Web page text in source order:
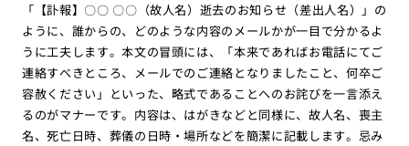
「【訃報】〇〇 〇〇（故人名）逝去のお知らせ（差出人名）」の
ように、誰からの、どのような内容のメールかが一目で分かるよ
うに工夫します。本文の冒頭には、「本来であればお電話にてご
連絡すべきところ、メールでのご連絡となりましたこと、何卒ご
容赦ください」といった、略式であることへのお詫びを一言添え
るのがマナーです。内容は、はがきなどと同様に、故人名、喪主
名、死亡日時、葬儀の日時・場所などを簡潔に記載します。忌み